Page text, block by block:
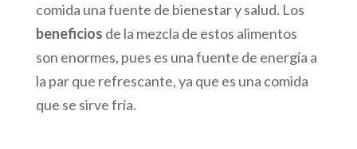
comida una fuente de bienestar y salud. Los
beneficios de la mezcla de estos alimentos
son enormes, pues es una fuente de energía a
la par que refrescante, ya que es una comida
que se sirve fría.